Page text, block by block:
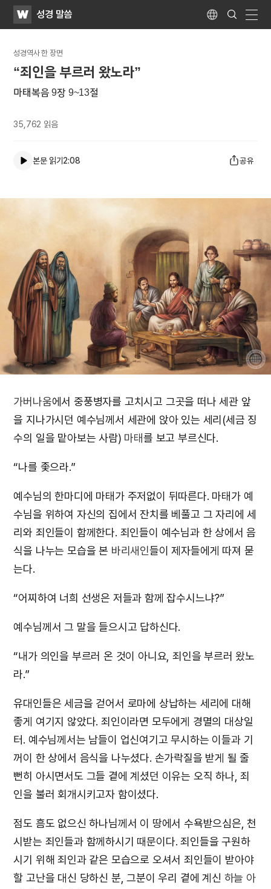
WATV성경 말씀 Language
Search
Submit
성경역사 한 장면
“죄인을 부르러 왔노라”
마태복음 9장 9~13절
35,762 읽음
본문 읽기2:08 공유
가버나움에서 중풍병자를 고치시고 그곳을 떠나 세관 앞
을 지나가시던 예수님께서 세관에 앉아 있는 세리(세금 징
수의 일을 맡아보는 사람) 마태를 보고 부르신다.
“나를 좇으라.”
예수님의 한마디에 마태가 주저없이 뒤따른다. 마태가 예
수님을 위하여 자신의 집에서 잔치를 베풀고 그 자리에 세
리와 죄인들이 함께한다. 죄인들이 예수님과 한 상에서 음
식을 나누는 모습을 본 바리새인들이 제자들에게 따져 묻
는다.
“어찌하여 너희 선생은 저들과 함께 잡수시느냐?”
예수님께서 그 말을 들으시고 답하신다.
“내가 의인을 부르러 온 것이 아니요, 죄인을 부르러 왔노
라.”
유대인들은 세금을 걷어서 로마에 상납하는 세리에 대해
좋게 여기지 않았다. 죄인이라면 모두에게 경멸의 대상일
터. 예수님께서는 남들이 업신여기고 무시하는 이들과 기
꺼이 한 상에서 음식을 나누셨다. 손가락질을 받게 될 줄
뻔히 아시면서도 그들 곁에 계셨던 이유는 오직 하나, 죄
인을 불러 회개시키고자 함이셨다.
점도 흠도 없으신 하나님께서 이 땅에서 수욕받으심은, 천
시받는 죄인들과 함께하시기 때문이다. 죄인들을 구원하
시기 위해 죄인과 같은 모습으로 오셔서 죄인들이 받아야
할 고난을 대신 당하신 분, 그분이 우리 곁에 계신 하늘 아